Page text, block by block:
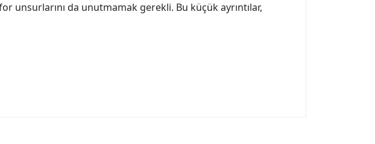
unsurlarını da unutmamak gerekli. Bu küçük ayrıntılar,